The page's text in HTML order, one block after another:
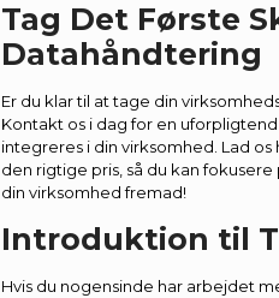
Tag Det Første
Datahåndtering
Er du klar til at tage din
Kontakt os i dag for en
integreres i din virksomhed. Lad
den rigtige pris, så du kan
din virksomhed fremad!
Introduktion til
Hvis du nogensinde har arbejdet